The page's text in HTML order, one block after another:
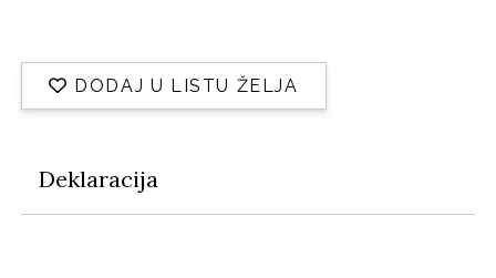
DODAJ U LISTU ŽELJA
Deklaracija